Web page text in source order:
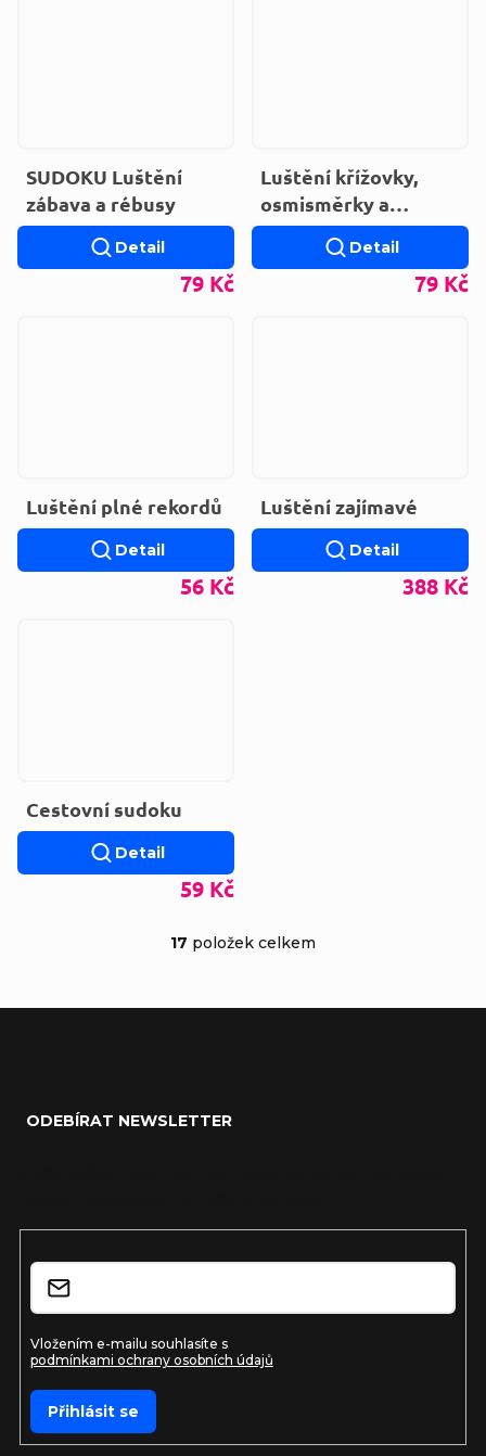
SUDOKU Luštění
zábava a rébusy
79 Kč
Detail
Luštění křížovky,
osmisměrky a
sudoku
79 Kč
Detail
Luštění plné rekordů
56 Kč
Detail
Luštění zajímavé
388 Kč
Detail
Cestovní sudoku
59 Kč
Detail
17 položek celkem
ODEBÍRAT NEWSLETTER
Vložením e-mailu souhlasíte s
podmínkami ochrany osobních údajů
Přihlásit se